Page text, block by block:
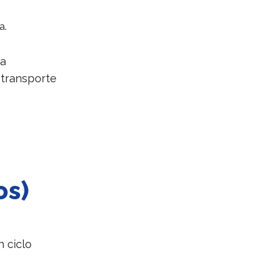
ciclo